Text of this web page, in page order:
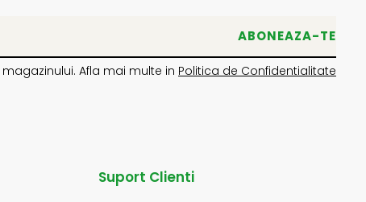
Afla mai multe in Politica de Confidentialitate
Suport Clienti